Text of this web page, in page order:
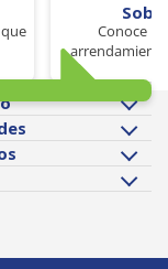
Conoce